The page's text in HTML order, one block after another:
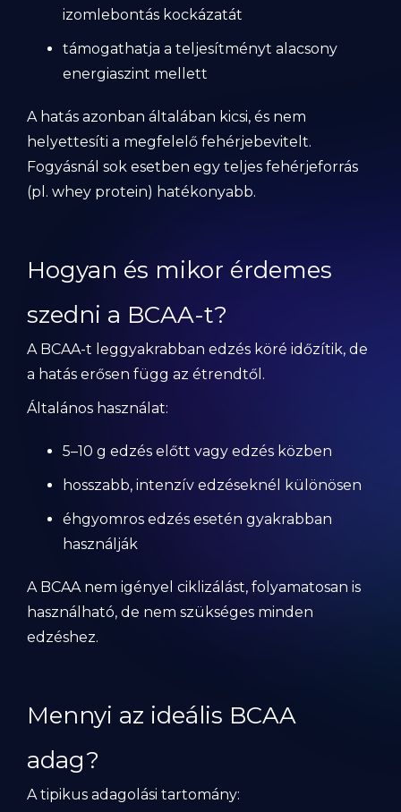
izomlebontás kockázatát
támogathatja a teljesítményt alacsony
energiaszint mellett
A hatás azonban általában kicsi, és nem
helyettesíti a megfelelő fehérjebevitelt.
Fogyásnál sok esetben egy teljes fehérjeforrás
(pl. whey protein) hatékonyabb.
Hogyan és mikor érdemes
szedni a BCAA-t?
A BCAA-t leggyakrabban edzés köré időzítik, de
a hatás erősen függ az étrendtől.
Általános használat:
5–10 g edzés előtt vagy edzés közben
hosszabb, intenzív edzéseknél különösen
éhgyomros edzés esetén gyakrabban
használják
A BCAA nem igényel ciklizálást, folyamatosan is
használható, de nem szükséges minden
edzéshez.
Mennyi az ideális BCAA
adag?
A tipikus adagolási tartomány: